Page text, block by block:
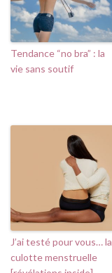
Tendance “no bra” : la
vie sans soutif
J’ai testé pour vous… la
culotte menstruelle